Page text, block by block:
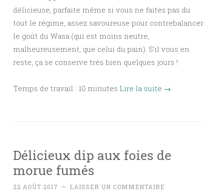
délicieuse, parfaite même si vous ne faites pas du
tout le régime, assez savoureuse pour contrebalancer
le goût du Wasa (qui est moins neutre,
malheureusement, que celui du pain). S’il vous en
reste, ça se conserve très bien quelques jours !
Temps de travail : 10 minutes Lire la suite →
Délicieux dip aux foies de
morue fumés
22 AOÛT 2017 ~ LAISSER UN COMMENTAIRE